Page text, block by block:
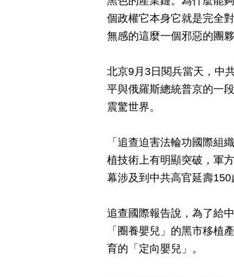
個政權它本身它就是完全
無感的這麼一個邪惡的團夥
北京9月3日閱兵當天，中
平與俄羅斯總統普京的一
震驚世界。
「追查迫害法輪功國際組
植技術上有明顯突破，軍
幕涉及到中共高官延壽150
追查國際報告說，為了給
「圈養嬰兒」的黑市移植
育的「定向嬰兒」。